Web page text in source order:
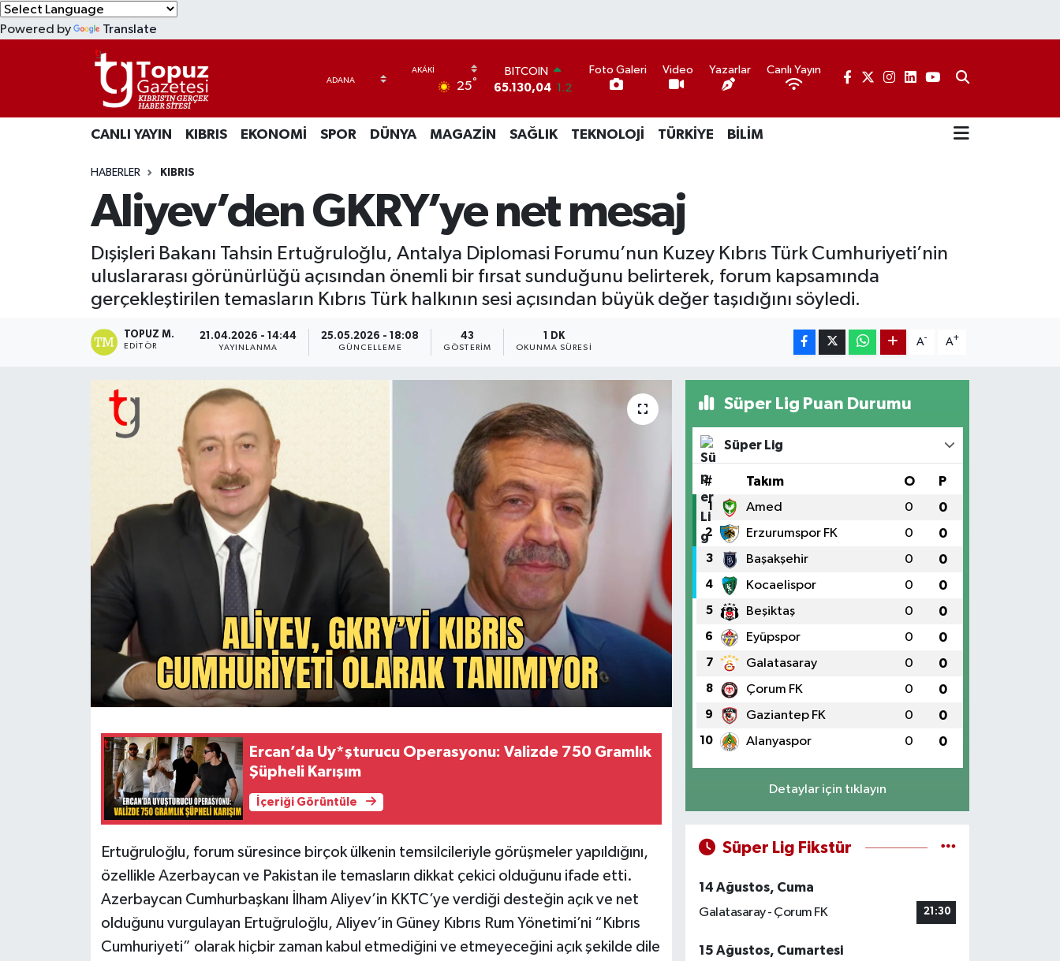
Powered by Translate
25°
BITCOIN
65.130,04 1.2
47,7106 0.17
EURO
GRAM ALTIN
6618.49 2.12
13.773 -19
Foto Galeri Video Yazarlar Canlı Yayın
CANLI YAYIN KIBRIS EKONOMİ SPOR DÜNYA MAGAZİN SAĞLIK TEKNOLOJİ TÜRKİYE BİLİM
HABERLER KIBRIS
Aliyev’den GKRY’ye net mesaj
Dışişleri Bakanı Tahsin Ertuğruloğlu, Antalya Diplomasi Forumu’nun Kuzey Kıbrıs Türk Cumhuriyeti’nin
uluslararası görünürlüğü açısından önemli bir fırsat sunduğunu belirterek, forum kapsamında
gerçekleştirilen temasların Kıbrıs Türk halkının sesi açısından büyük değer taşıdığını söyledi.
TOPUZ M.
EDITÖR
21.04.2026 - 14:44
YAYINLANMA
25.05.2026 - 18:08
GÜNCELLEME
43
GÖSTERIM
1 DK
OKUNMA SÜRESI
A- A+
Ercan’da Uy*şturucu Operasyonu: Valizde 750 Gramlık
Şüpheli Karışım
İçeriği Görüntüle
Ertuğruloğlu, forum süresince birçok ülkenin temsilcileriyle görüşmeler yapıldığını,
özellikle Azerbaycan ve Pakistan ile temasların dikkat çekici olduğunu ifade etti.
Azerbaycan Cumhurbaşkanı İlham Aliyev’in KKTC’ye verdiği desteğin açık ve net
olduğunu vurgulayan Ertuğruloğlu, Aliyev’in Güney Kıbrıs Rum Yönetimi’ni “Kıbrıs
Cumhuriyeti” olarak hiçbir zaman kabul etmediğini ve etmeyeceğini açık şekilde dile
Süper Lig Puan Durumu
Süper Lig
# Takım O P
1 Amed 0 0
2 Erzurumspor FK 0 0
3 Başakşehir 0 0
4 Kocaelispor 0 0
5 Beşiktaş 0 0
6 Eyüpspor 0 0
7 Galatasaray 0 0
8 Çorum FK 0 0
9 Gaziantep FK 0 0
10 Alanyaspor 0 0
Detaylar için tıklayın
Süper Lig Fikstür
14 Ağustos, Cuma
Galatasaray - Çorum FK
21:30
15 Ağustos, Cumartesi
EKONOMİ
MAGAZİN
SAĞLIK
TEKNOLOJİ
TÜRKİYE
Lefkoşa Nöbetçi Eczaneler
Lefkoşa Hava Durumu
Lefkoşa Trafik Yoğunluk Haritası
Süper Lig Puan Durumu ve Fikstür
Tüm Manşetler
Son Dakika Haberleri
Haber Arşivi